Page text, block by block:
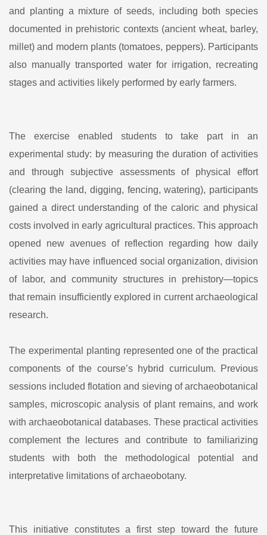
and planting a mixture of seeds, including both species
documented in prehistoric contexts (ancient wheat, barley,
millet) and modern plants (tomatoes, peppers). Participants
also manually transported water for irrigation, recreating
stages and activities likely performed by early farmers.
The exercise enabled students to take part in an
experimental study: by measuring the duration of activities
and through subjective assessments of physical effort
(clearing the land, digging, fencing, watering), participants
gained a direct understanding of the caloric and physical
costs involved in early agricultural practices. This approach
opened new avenues of reflection regarding how daily
activities may have influenced social organization, division
of labor, and community structures in prehistory—topics
that remain insufficiently explored in current archaeological
research.
The experimental planting represented one of the practical
components of the course’s hybrid curriculum. Previous
sessions included flotation and sieving of archaeobotanical
samples, microscopic analysis of plant remains, and work
with archaeobotanical databases. These practical activities
complement the lectures and contribute to familiarizing
students with both the methodological potential and
interpretative limitations of archaeobotany.
This initiative constitutes a first step toward the future